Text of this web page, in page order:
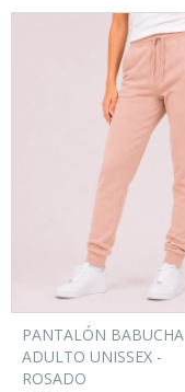
PANTALÓN BABUCHA
ADULTO UNISSEX -
ROSADO